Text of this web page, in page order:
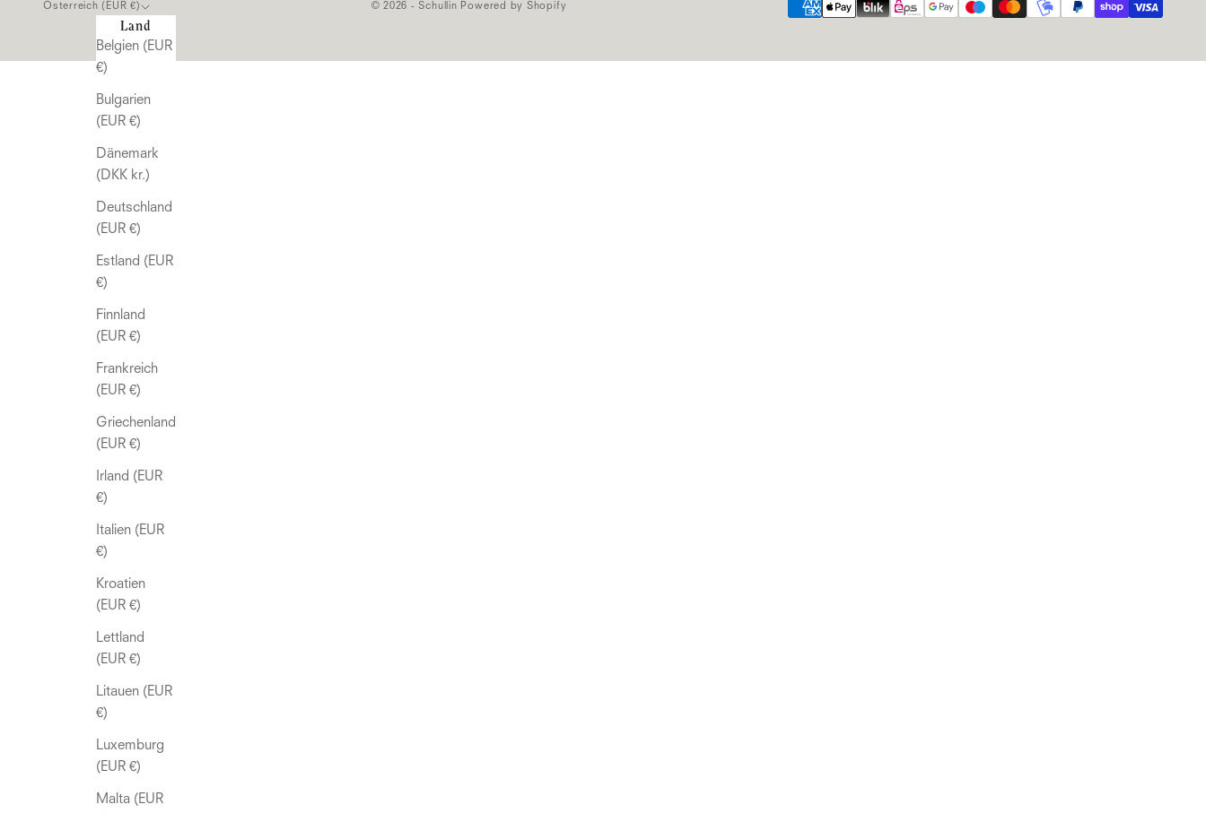
Österreich (EUR €)
Land
Belgien (EUR
€)
Bulgarien
(EUR €)
Dänemark
(DKK kr.)
Deutschland
(EUR €)
Estland (EUR
€)
Finnland
(EUR €)
Frankreich
(EUR €)
Griechenland
(EUR €)
Irland (EUR
€)
Italien (EUR
€)
Kroatien
(EUR €)
Lettland
(EUR €)
Litauen (EUR
€)
Luxemburg
(EUR €)
Malta (EUR
© 2026 - Schullin Powered by Shopify